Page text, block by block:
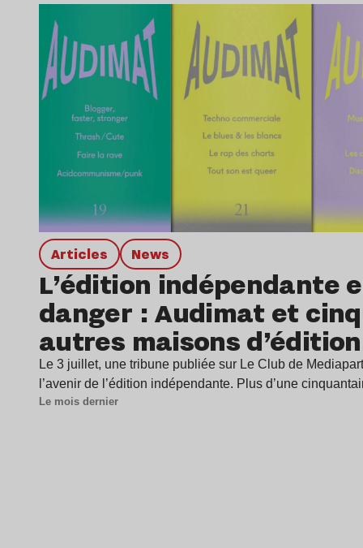
Articles news
L’édition indépendante
danger : Audimat et
autres maisons d’édition
alertent
Le 3 juillet, une tribune publiée sur Le Club de
l’avenir de l’édition indépendante. Plus d’une
Le mois dernier